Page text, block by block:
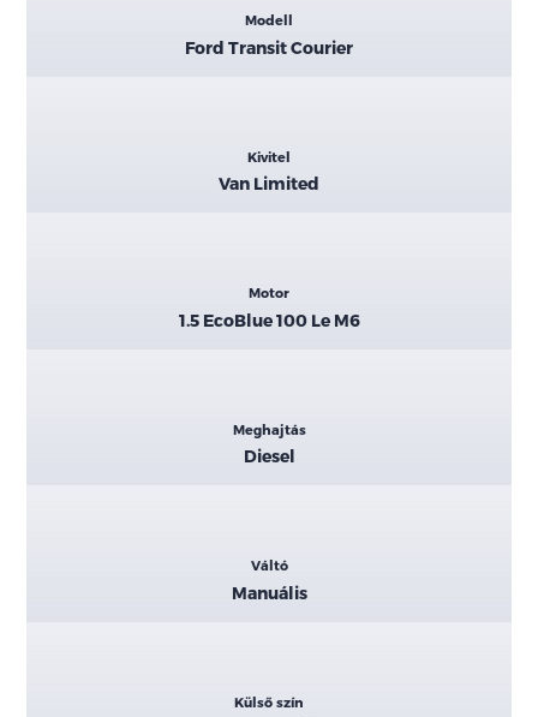
Modell
Ford Transit Courier
Kivitel
Van Limited
Motor
1.5 EcoBlue 100 Le M6
Meghajtás
Diesel
Váltó
Manuális
Külső szín